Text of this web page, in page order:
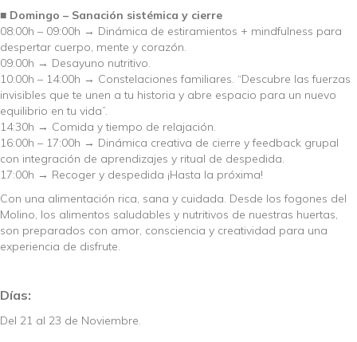
■ Domingo – Sanación sistémica y cierre
08:00h – 09:00h → Dinámica de estiramientos + mindfulness para
despertar cuerpo, mente y corazón.
09:00h → Desayuno nutritivo.
10:00h – 14:00h → Constelaciones familiares. “Descubre las fuerzas
invisibles que te unen a tu historia y abre espacio para un nuevo
equilibrio en tu vida”.
14:30h → Comida y tiempo de relajación.
16:00h – 17:00h → Dinámica creativa de cierre y feedback grupal
con integración de aprendizajes y ritual de despedida.
17:00h → Recoger y despedida ¡Hasta la próxima!
Con una alimentación rica, sana y cuidada. Desde los fogones del
Molino, los alimentos saludables y nutritivos de nuestras huertas,
son preparados con amor, consciencia y creatividad para una
experiencia de disfrute.
Días:
Del 21 al 23 de Noviembre.